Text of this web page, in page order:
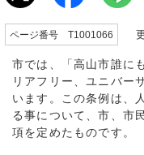
ページ番号 T1001066 更
市では、「高山市誰に
リアフリー、ユニバー
います。この条例は、
る事について、市、市
項を定めたものです。